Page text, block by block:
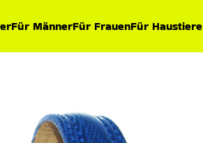
Für MännerFür FrauenFür Haustiere